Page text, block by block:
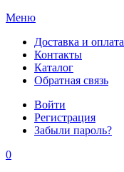
Меню
Доставка и оплата
Контакты
Каталог
Обратная связь
Войти
Регистрация
Забыли пароль?
0